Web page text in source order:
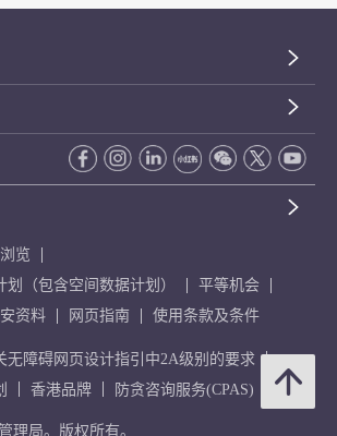
览
（包含空间数据计划）
平等机会
资料 网页指南 使用条款及条件
无障碍网页设计指引中2A级别的要求
香港品牌 防贪咨询服务(CPAS)
理局。版权所有。